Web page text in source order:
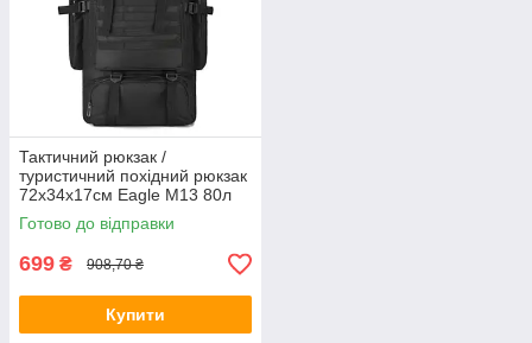
Тактичний рюкзак /
туристичний похідний рюкзак
72х34х17см Eagle M13 80л
Black
Готово до відправки
699 ₴ 908,70 ₴
Купити